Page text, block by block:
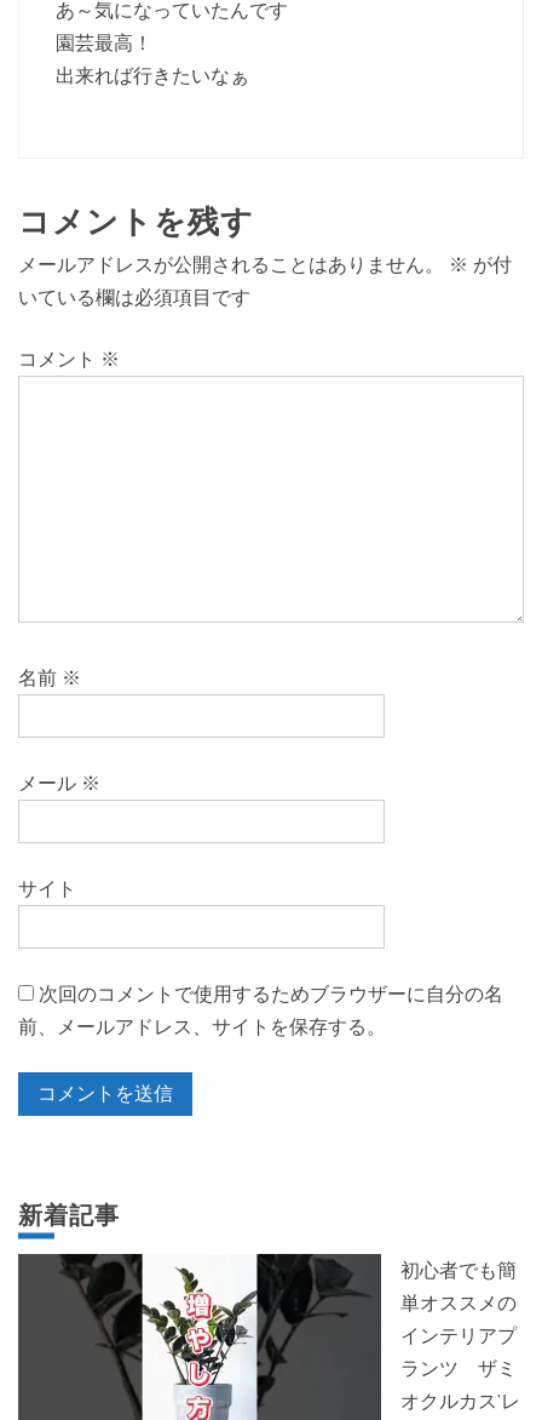
あ～気になっていたんです
園芸最高！
出来れば行きたいなぁ
コメントを残す
メールアドレスが公開されることはありません。 ※ が付
いている欄は必須項目です
コメント ※
名前 ※
メール ※
サイト
次回のコメントで使用するためブラウザーに自分の名
前、メールアドレス、サイトを保存する。
新着記事
初心者でも簡
単オススメの
インテリアプ
ランツ ザミ
オクルカス’レ